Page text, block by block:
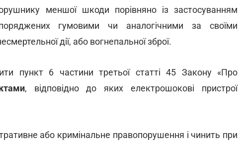
меншої шкоди порівняно із застосуванням
гумовими чи аналогічними за своїми
дії, або вогнепальної зброї.
пункт 6 частини третьої статті 45 Закону «Про
, відповідно до яких електрошокові пристрої
або кримінальне правопорушення і чинить при